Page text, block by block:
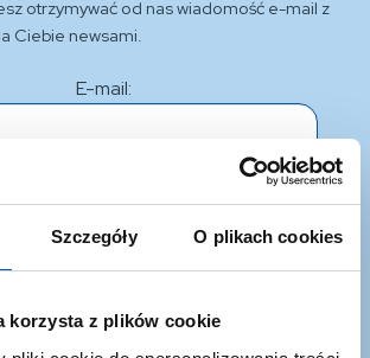
Szczegóły O plikach cookies
korzysta z plików cookie
otrzymywać od nas wiadomość e-mail z
Ciebie newsami.
E-mail:
się z treścią i akceptuję zapisy